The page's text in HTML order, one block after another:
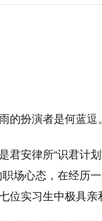
望
田
的扮演者是何蓝逗。
君安律所“识君计
场心态，在经历
位实习生中极具亲